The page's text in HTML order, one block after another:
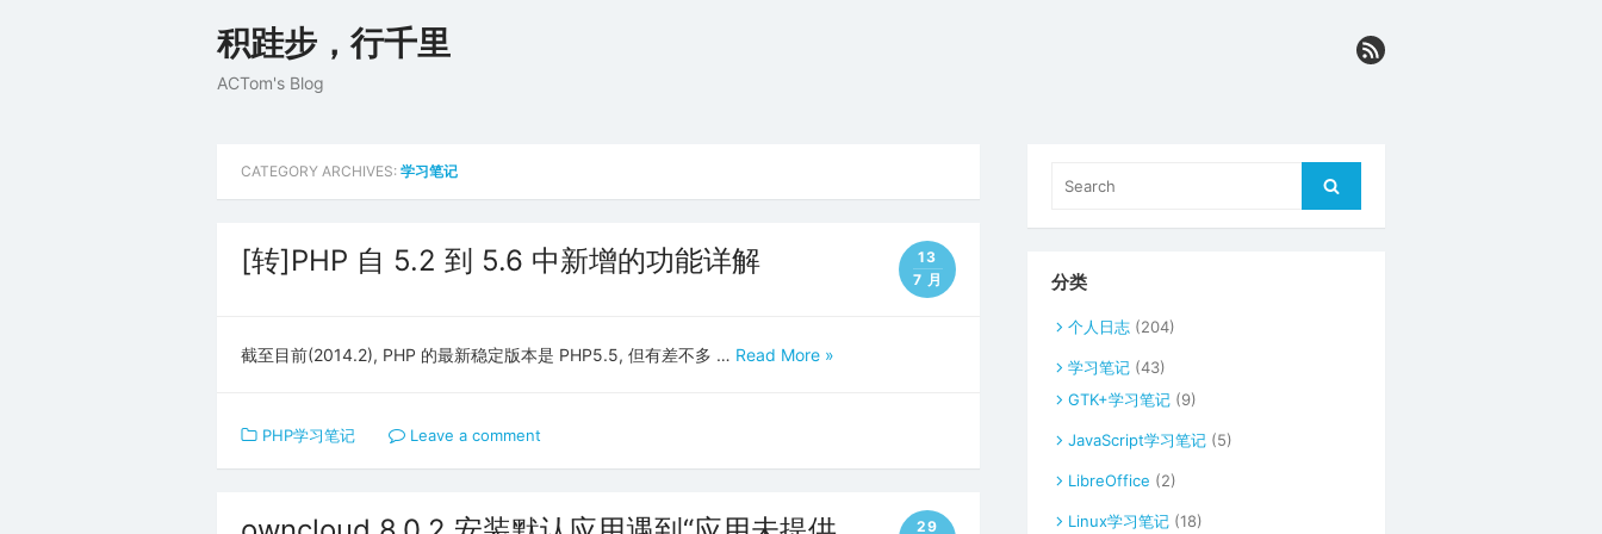
to
积跬步，行千里
ACTom's Blog
CATEGORY ARCHIVES: 学习笔记
[转]PHP 自 5.2 到 5.6 中新增的功能详解
13
7 月
截至目前(2014.2), PHP 的最新稳定版本是 PHP5.5, 但有差不多 … Read More »
PHP学习笔记 Leave a comment
29
for:
Search
分类
个人日志 (204)
学习笔记 (43)
GTK+学习笔记 (9)
JavaScript学习笔记 (5)
LibreOffice (2)
Linux学习笔记 (18)